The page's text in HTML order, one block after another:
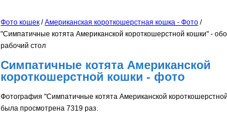
Фото кошек /Американская короткошерстная кошка - Фото /
"Симпатичные котята Американской короткошерстной кошки" -
рабочий стол
Симпатичные котята Американской
короткошерстной кошки - фото
Фотография "Симпатичные котята Американской
была просмотрена 7319 раз.